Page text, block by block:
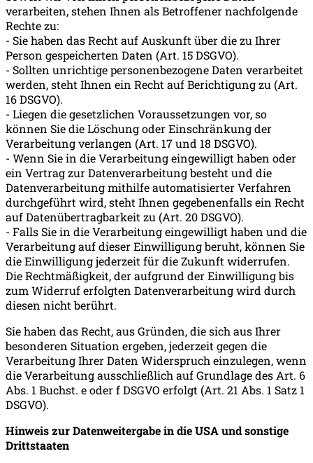
verarbeiten, stehen Ihnen als Betroffener nachfolgende
Rechte zu:
- Sie haben das Recht auf Auskunft über die zu Ihrer
Person gespeicherten Daten (Art. 15 DSGVO).
- Sollten unrichtige personenbezogene Daten verarbeitet
werden, steht Ihnen ein Recht auf Berichtigung zu (Art.
16 DSGVO).
- Liegen die gesetzlichen Voraussetzungen vor, so
können Sie die Löschung oder Einschränkung der
Verarbeitung verlangen (Art. 17 und 18 DSGVO).
- Wenn Sie in die Verarbeitung eingewilligt haben oder
ein Vertrag zur Datenverarbeitung besteht und die
Datenverarbeitung mithilfe automatisierter Verfahren
durchgeführt wird, steht Ihnen gegebenenfalls ein Recht
auf Datenübertragbarkeit zu (Art. 20 DSGVO).
- Falls Sie in die Verarbeitung eingewilligt haben und die
Verarbeitung auf dieser Einwilligung beruht, können Sie
die Einwilligung jederzeit für die Zukunft widerrufen.
Die Rechtmäßigkeit, der aufgrund der Einwilligung bis
zum Widerruf erfolgten Datenverarbeitung wird durch
diesen nicht berührt.
Sie haben das Recht, aus Gründen, die sich aus Ihrer
besonderen Situation ergeben, jederzeit gegen die
Verarbeitung Ihrer Daten Widerspruch einzulegen, wenn
die Verarbeitung ausschließlich auf Grundlage des Art. 6
Abs. 1 Buchst. e oder f DSGVO erfolgt (Art. 21 Abs. 1 Satz 1
DSGVO).
Hinweis zur Datenweitergabe in die USA und sonstige
Drittstaaten